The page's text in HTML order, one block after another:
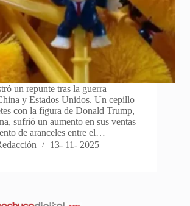
un repunte tras la guerra
y Estados Unidos. Un cepillo
con la figura de Donald Trump,
sufrió un aumento en sus ventas
de aranceles entre el…
13- 11- 2025